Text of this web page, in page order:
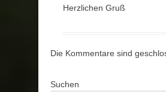
Herzlichen Gruß
Die Kommentare sind
Suchen